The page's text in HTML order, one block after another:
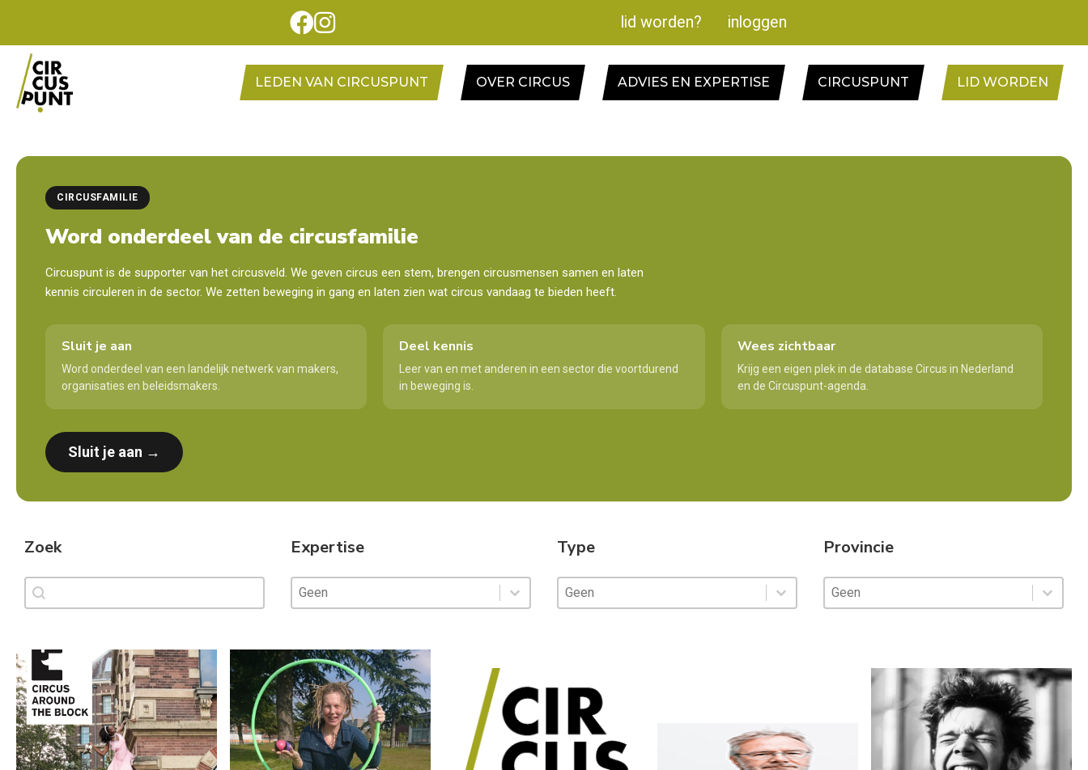
lid worden? inloggen
LEDEN VAN CIRCUSPUNT OVER CIRCUS ADVIES EN EXPERTISE CIRCUSPUNT LID WORDEN
CIRCUSFAMILIE
Word onderdeel van de circusfamilie
Circuspunt is de supporter van het circusveld. We geven circus een stem, brengen circusmensen samen en laten
kennis circuleren in de sector. We zetten beweging in gang en laten zien wat circus vandaag te bieden heeft.
Sluit je aan
Word onderdeel van een landelijk netwerk van makers,
organisaties en beleidsmakers.
Deel kennis
Leer van en met anderen in een sector die voortdurend
in beweging is.
Wees zichtbaar
Krijg een eigen plek in de database Circus in Nederland
en de Circuspunt-agenda.
Sluit je aan →
Zoek
Zoek
Zoek
Expertise
Expertise
Expertise
Expertise
Type
Type
Type
Type
Provincie
Provincie
Provincie
Provincie